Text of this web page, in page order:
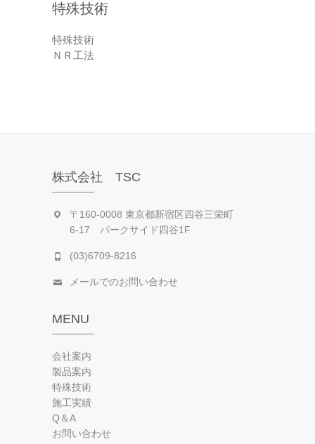
特殊技術
特殊技術
ＮＲ工法
株式会社 TSC
〒160-0008 東京都新宿区四谷三栄町
6-17 パークサイド四谷1F
(03)6709-8216
メールでのお問い合わせ
MENU
会社案内
製品案内
特殊技術
施工実績
Q＆A
お問い合わせ